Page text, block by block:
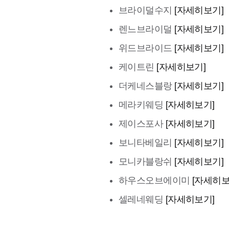
브라이덜수지 [자세히보기]
렌느브라이덜 [자세히보기]
위드브라이드 [자세히보기]
케이트린 [자세히보기]
더케네스블랑[자세히보기]
메라키웨딩 [자세히보기]
제이스포사[자세히보기]
보니타베일리 [자세히보기]
모니카블랑쉬 [자세히보기]
하우스오브에이미
[자세히
셀레네웨딩 [자세히보기]